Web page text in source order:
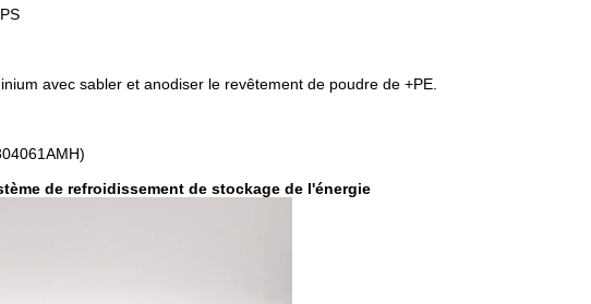
avec sabler et anodiser le revêtement de poudre de +PE.
de refroidissement de stockage de l'énergie